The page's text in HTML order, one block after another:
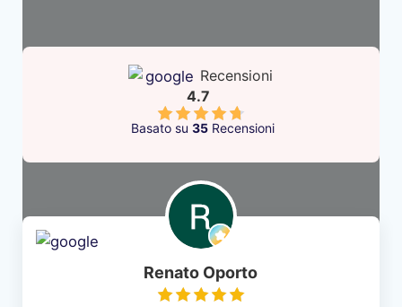
Recensioni
4.7
Basato su35 Recensioni
Renato Oporto